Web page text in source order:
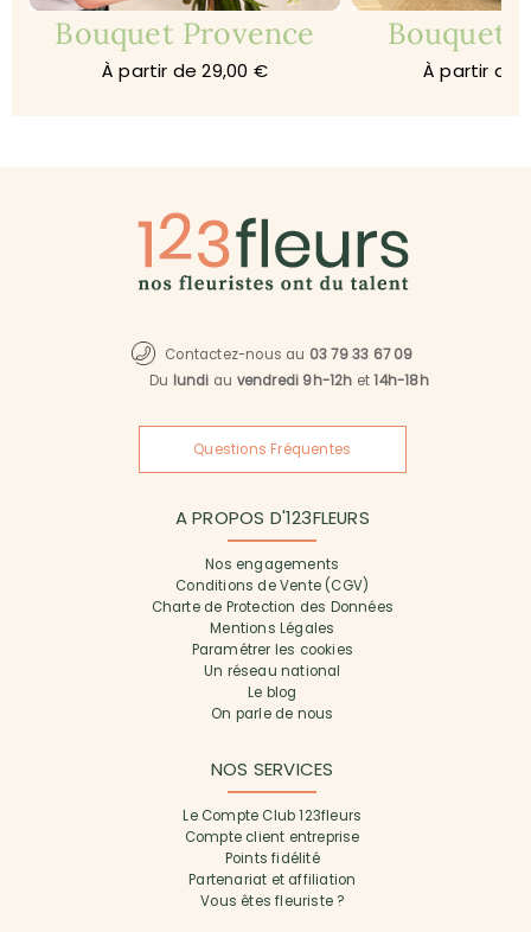
Bouquet Provence
À partir de 29,00 €
Bouquet
À partir de
Contactez-nous au 03 79 33 67 09
Du lundi au vendredi 9h-12h et14h-18h
Questions Fréquentes
A PROPOS D'123FLEURS
Nos engagements
Conditions de Vente (CGV)
Charte de Protection des Données
Mentions Légales
Paramétrer les cookies
Un réseau national
Le blog
On parle de nous
NOS SERVICES
Le Compte Club 123fleurs
Compte client entreprise
Points fidélité
Partenariat et affiliation
Vous êtes fleuriste ?